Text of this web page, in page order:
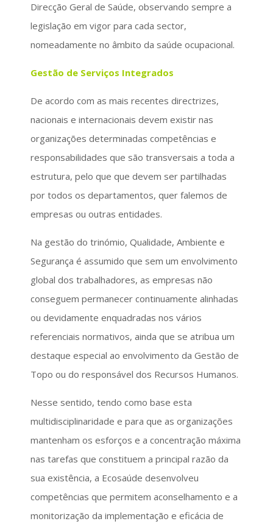
Direcção Geral de Saúde, observando sempre a
legislação em vigor para cada sector,
nomeadamente no âmbito da saúde ocupacional.
Gestão de Serviços Integrados
De acordo com as mais recentes directrizes,
nacionais e internacionais devem existir nas
organizações determinadas competências e
responsabilidades que são transversais a toda a
estrutura, pelo que que devem ser partilhadas
por todos os departamentos, quer falemos de
empresas ou outras entidades.
Na gestão do trinómio, Qualidade, Ambiente e
Segurança é assumido que sem um envolvimento
global dos trabalhadores, as empresas não
conseguem permanecer continuamente alinhadas
ou devidamente enquadradas nos vários
referenciais normativos, ainda que se atribua um
destaque especial ao envolvimento da Gestão de
Topo ou do responsável dos Recursos Humanos.
Nesse sentido, tendo como base esta
multidisciplinaridade e para que as organizações
mantenham os esforços e a concentração máxima
nas tarefas que constituem a principal razão da
sua existência, a Ecosaúde desenvolveu
competências que permitem aconselhamento e a
monitorização da implementação e eficácia de